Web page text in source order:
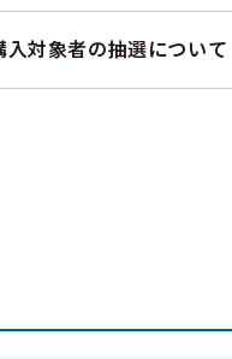
入対象者の抽選について